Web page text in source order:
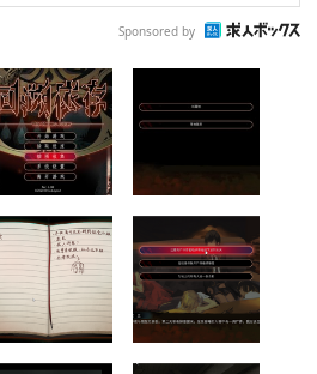
Sponsored by